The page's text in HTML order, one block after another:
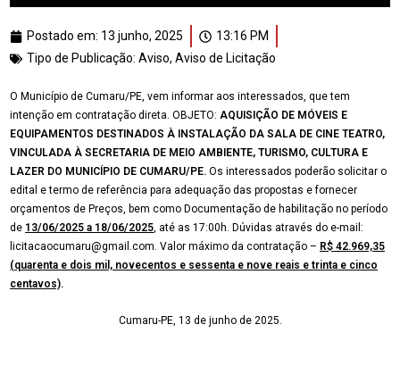
Postado em: 13 junho, 2025
13:16 PM
Tipo de Publicação: Aviso, Aviso de Licitação
O Município de Cumaru/PE, vem informar aos interessados, que tem
intenção em contratação direta. OBJETO: AQUISIÇÃO DE MÓVEIS E
EQUIPAMENTOS DESTINADOS À INSTALAÇÃO DA SALA DE CINE TEATRO,
VINCULADA À SECRETARIA DE MEIO AMBIENTE, TURISMO, CULTURA E
LAZER DO MUNICÍPIO DE CUMARU/PE. Os interessados poderão solicitar o
edital e termo de referência para adequação das propostas e fornecer
orçamentos de Preços, bem como Documentação de habilitação no período
de 13/06/2025 a 18/06/2025, até as 17:00h. Dúvidas através do e-mail:
licitacaocumaru@gmail.com. Valor máximo da contratação – R$ 42.969,35
(quarenta e dois mil, novecentos e sessenta e nove reais e trinta e cinco
centavos).
Cumaru-PE, 13 de junho de 2025.